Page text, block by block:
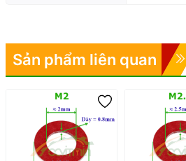
Sản phẩm liên quan